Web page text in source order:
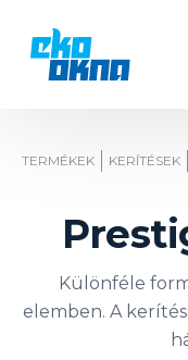
TERMÉKEK KERÍTÉSEK
Különféle
elemben. A